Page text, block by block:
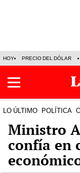
HOY PRECIO DEL DÓLAR
LO ÚLTIMO POLÍTICA
Ministro
confía en